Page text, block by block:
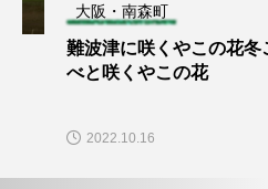
大阪・南森町
難波津に咲くやこの花冬
べと咲くやこの花
2022.10.16